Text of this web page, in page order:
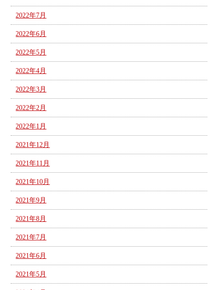
2022年7月
2022年6月
2022年5月
2022年4月
2022年3月
2022年2月
2022年1月
2021年12月
2021年11月
2021年10月
2021年9月
2021年8月
2021年7月
2021年6月
2021年5月